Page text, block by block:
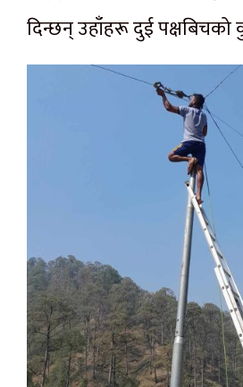
दिन्छन् उहाँहरू दुई पक्षबिचको